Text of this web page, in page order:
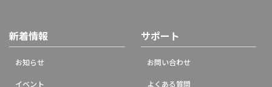
新着情報
お知らせ
イベント
サポート
お問い合わせ
よくある質問